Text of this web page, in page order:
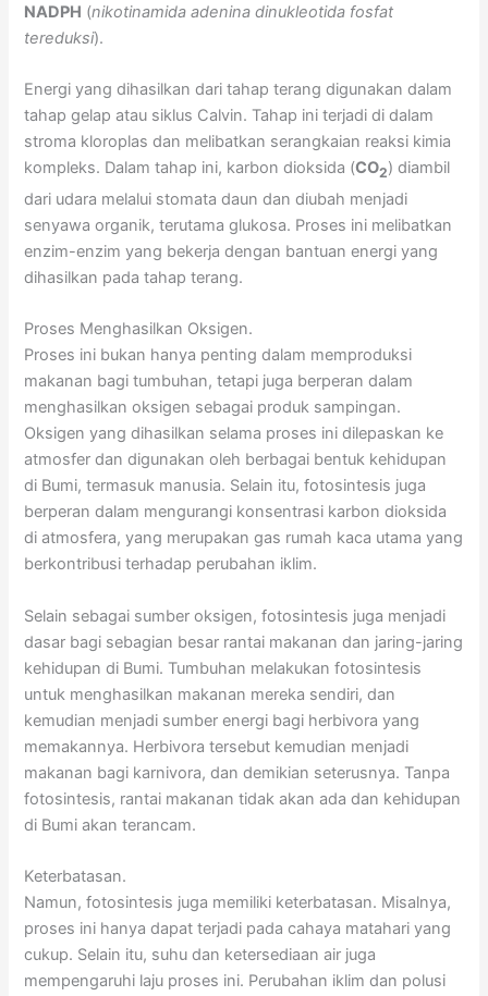
NADPH (nikotinamida adenina dinukleotida fosfat
tereduksi).
Energi yang dihasilkan dari tahap terang digunakan dalam
tahap gelap atau siklus Calvin. Tahap ini terjadi di dalam
stroma kloroplas dan melibatkan serangkaian reaksi kimia
kompleks. Dalam tahap ini, karbon dioksida (CO2) diambil
dari udara melalui stomata daun dan diubah menjadi
senyawa organik, terutama glukosa. Proses ini melibatkan
enzim-enzim yang bekerja dengan bantuan energi yang
dihasilkan pada tahap terang.
Proses Menghasilkan Oksigen.
Proses ini bukan hanya penting dalam memproduksi
makanan bagi tumbuhan, tetapi juga berperan dalam
menghasilkan oksigen sebagai produk sampingan.
Oksigen yang dihasilkan selama proses ini dilepaskan ke
atmosfer dan digunakan oleh berbagai bentuk kehidupan
di Bumi, termasuk manusia. Selain itu, fotosintesis juga
berperan dalam mengurangi konsentrasi karbon dioksida
di atmosfera, yang merupakan gas rumah kaca utama yang
berkontribusi terhadap perubahan iklim.
Selain sebagai sumber oksigen, fotosintesis juga menjadi
dasar bagi sebagian besar rantai makanan dan jaring-jaring
kehidupan di Bumi. Tumbuhan melakukan fotosintesis
untuk menghasilkan makanan mereka sendiri, dan
kemudian menjadi sumber energi bagi herbivora yang
memakannya. Herbivora tersebut kemudian menjadi
makanan bagi karnivora, dan demikian seterusnya. Tanpa
fotosintesis, rantai makanan tidak akan ada dan kehidupan
di Bumi akan terancam.
Keterbatasan.
Namun, fotosintesis juga memiliki keterbatasan. Misalnya,
proses ini hanya dapat terjadi pada cahaya matahari yang
cukup. Selain itu, suhu dan ketersediaan air juga
mempengaruhi laju proses ini. Perubahan iklim dan polusi